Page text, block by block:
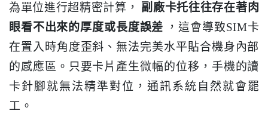
為單位進行超精密計算，
副廠卡托往往存在著肉
眼看不出來的厚度或長度誤差
，這會導致SIM卡
在置入時角度歪斜、無法完美水平貼合機身內部
的感應區。只要卡片產生微幅的位移，手機的讀
卡針腳就無法精準對位，通訊系統自然就會罷
工。